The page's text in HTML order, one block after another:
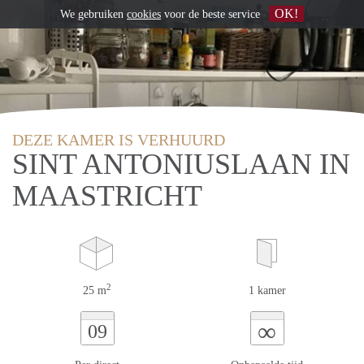
DEZE KAMER IS VERHUURD
SINT ANTONIUSLAAN IN
MAASTRICHT
25 m2 1 kamer
09 ∞
We gebruiken cookies voor de beste service OK!